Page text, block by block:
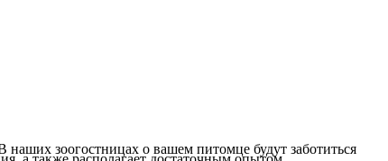
наших зоогостницах о вашем питомце будут заботиться